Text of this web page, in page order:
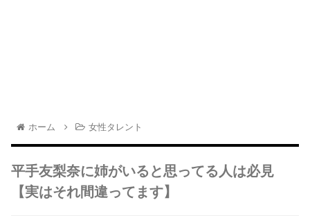
ホーム 女性タレント
平手友梨奈に姉がいると思ってる人は必見
【実はそれ間違ってます】